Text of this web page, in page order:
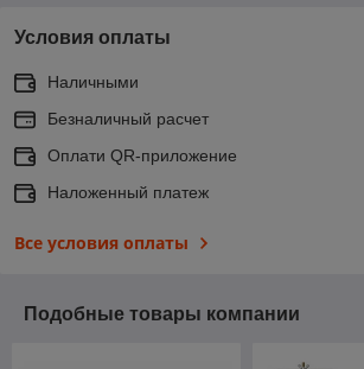
Условия оплаты
Наличными
Безналичный расчет
Оплати QR-приложение
Наложенный платеж
Все условия оплаты
Подобные товары компании